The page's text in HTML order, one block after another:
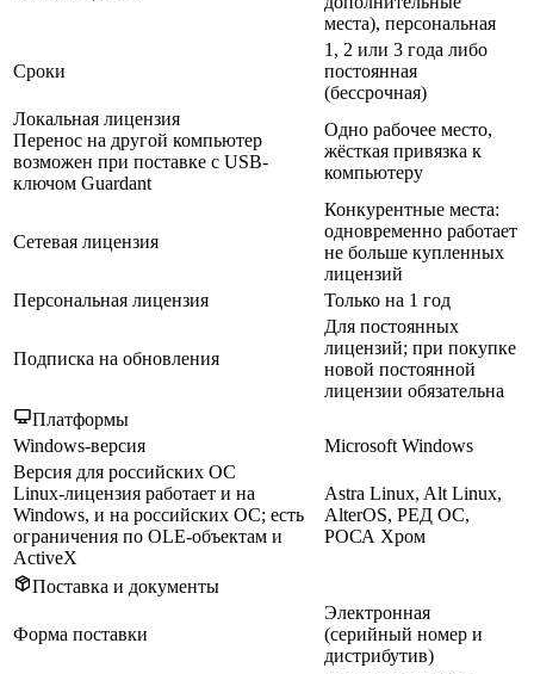
места), персональная
Сроки
1, 2 или 3 года либо
постоянная
(бессрочная)
Локальная лицензия
Перенос на другой компьютер
возможен при поставке с USB-
ключом Guardant
Одно рабочее место,
жёсткая привязка к
компьютеру
Сетевая лицензия
Конкурентные места:
одновременно работает
не больше купленных
лицензий
Персональная лицензия
Только на 1 год
Подписка на обновления
Для постоянных
лицензий; при покупке
новой постоянной
лицензии обязательна
Платформы
Windows-версия
Microsoft Windows
Версия для российских ОС
Linux-лицензия работает и на
Windows, и на российских ОС; есть
ограничения по OLE-объектам и
ActiveX
Astra Linux, Alt Linux,
AlterOS, РЕД ОС,
РОСА Хром
Поставка и документы
Форма поставки
Электронная
(серийный номер и
дистрибутив)